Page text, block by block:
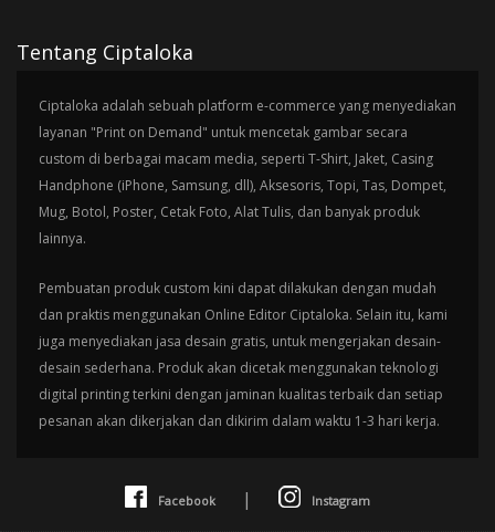
Tentang Ciptaloka
Ciptaloka adalah sebuah platform e-commerce yang menyediakan
layanan "Print on Demand" untuk mencetak gambar secara
custom di berbagai macam media, seperti T-Shirt, Jaket, Casing
Handphone (iPhone, Samsung, dll), Aksesoris, Topi, Tas, Dompet,
Mug, Botol, Poster, Cetak Foto, Alat Tulis, dan banyak produk
lainnya.
Pembuatan produk custom kini dapat dilakukan dengan mudah
dan praktis menggunakan Online Editor Ciptaloka. Selain itu, kami
juga menyediakan jasa desain gratis, untuk mengerjakan desain-
desain sederhana. Produk akan dicetak menggunakan teknologi
digital printing terkini dengan jaminan kualitas terbaik dan setiap
pesanan akan dikerjakan dan dikirim dalam waktu 1-3 hari kerja.
Facebook | Instagram